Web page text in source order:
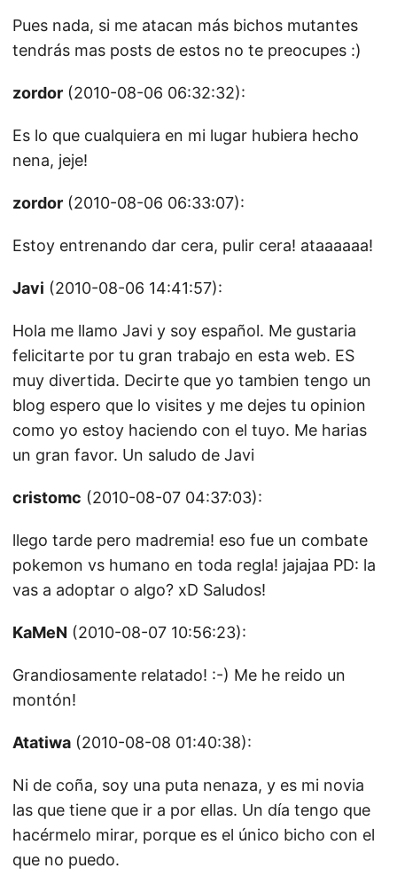
Pues nada, si me atacan más bichos mutantes
tendrás mas posts de estos no te preocupes :)
zordor (2010-08-06 06:32:32):
Es lo que cualquiera en mi lugar hubiera hecho
nena, jeje!
zordor (2010-08-06 06:33:07):
Estoy entrenando dar cera, pulir cera! ataaaaaa!
Javi (2010-08-06 14:41:57):
Hola me llamo Javi y soy español. Me gustaria
felicitarte por tu gran trabajo en esta web. ES
muy divertida. Decirte que yo tambien tengo un
blog espero que lo visites y me dejes tu opinion
como yo estoy haciendo con el tuyo. Me harias
un gran favor. Un saludo de Javi
cristomc (2010-08-07 04:37:03):
llego tarde pero madremia! eso fue un combate
pokemon vs humano en toda regla! jajajaa PD: la
vas a adoptar o algo? xD Saludos!
KaMeN (2010-08-07 10:56:23):
Grandiosamente relatado! :-) Me he reido un
montón!
Atatiwa (2010-08-08 01:40:38):
Ni de coña, soy una puta nenaza, y es mi novia
las que tiene que ir a por ellas. Un día tengo que
hacérmelo mirar, porque es el único bicho con el
que no puedo.